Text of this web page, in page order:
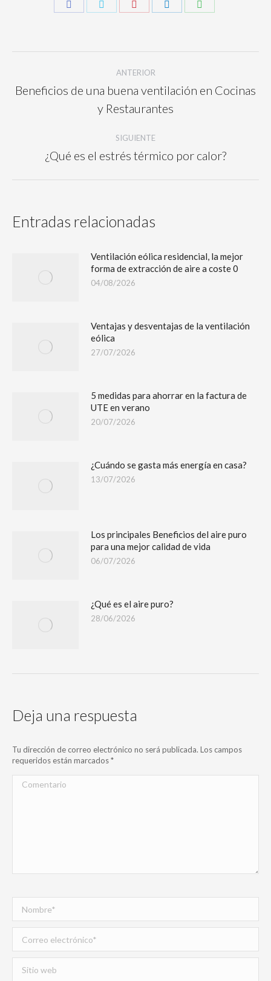
ANTERIOR
Beneficios de una buena ventilación en Cocinas
y Restaurantes
SIGUIENTE
¿Qué es el estrés térmico por calor?
Entradas relacionadas
Ventilación eólica residencial, la mejor
forma de extracción de aire a coste 0
04/08/2026
Ventajas y desventajas de la ventilación
eólica
27/07/2026
5 medidas para ahorrar en la factura de
UTE en verano
20/07/2026
¿Cuándo se gasta más energía en casa?
13/07/2026
Los principales Beneficios del aire puro
para una mejor calidad de vida
06/07/2026
¿Qué es el aire puro?
28/06/2026
Deja una respuesta
Tu dirección de correo electrónico no será publicada. Los campos
requeridos están marcados*
Comentario